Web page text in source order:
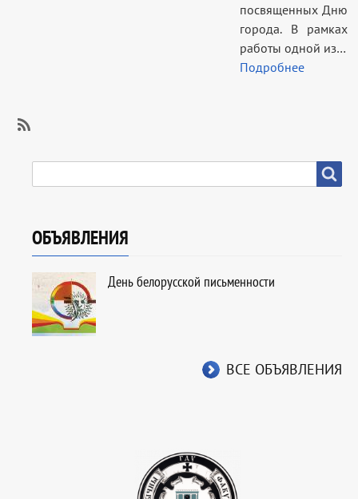
посвященных Дню
города. В рамках
работы одной из…
Подробнее
Акции
ОБЪЯВЛЕНИЯ
День белорусской письменности
ВСЕ ОБЪЯВЛЕНИЯ